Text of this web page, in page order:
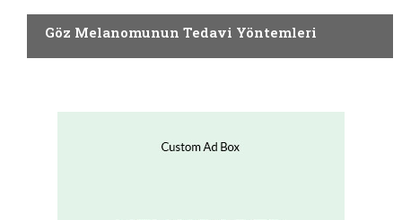
Göz Melanomunun Tedavi Yöntemleri